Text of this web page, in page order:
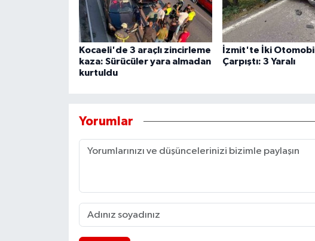
Kocaeli'de 3 araçlı zincirleme
kaza: Sürücüler yara almadan
kurtuldu
İzmit'te İki Otomobil
Çarpıştı: 3 Yaralı
Yorumlar